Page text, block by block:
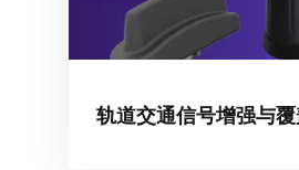
轨道交通信号增强与